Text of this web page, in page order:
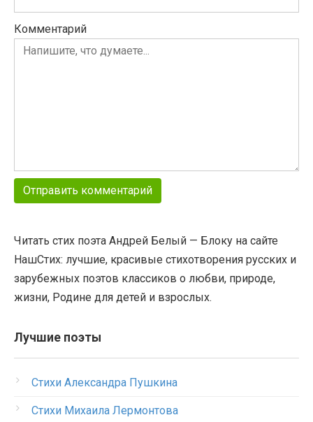
Комментарий
Читать стих поэта Андрей Белый — Блоку на сайте
НашСтих: лучшие, красивые стихотворения русских и
зарубежных поэтов классиков о любви, природе,
жизни, Родине для детей и взрослых.
Лучшие поэты
Стихи Александра Пушкина
Стихи Михаила Лермонтова